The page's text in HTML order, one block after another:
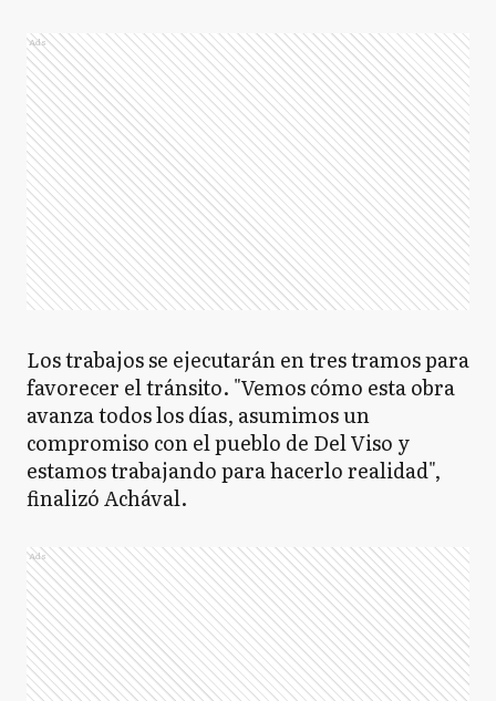
Ads
Los trabajos se ejecutarán en tres tramos para
favorecer el tránsito. "Vemos cómo esta obra
avanza todos los días, asumimos un
compromiso con el pueblo de Del Viso y
estamos trabajando para hacerlo realidad",
finalizó Achával.
Ads